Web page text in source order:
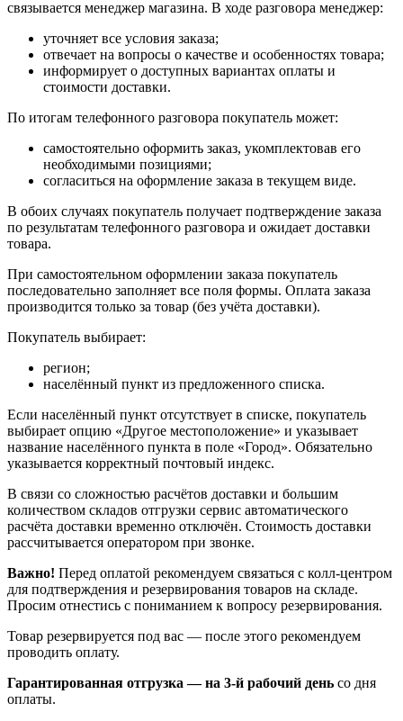
связывается менеджер магазина. В ходе разговора менеджер:
уточняет все условия заказа;
отвечает на вопросы о качестве и особенностях товара;
информирует о доступных вариантах оплаты и
стоимости доставки.
По итогам телефонного разговора покупатель может:
самостоятельно оформить заказ, укомплектовав его
необходимыми позициями;
согласиться на оформление заказа в текущем виде.
В обоих случаях покупатель получает подтверждение заказа
по результатам телефонного разговора и ожидает доставки
товара.
При самостоятельном оформлении заказа покупатель
последовательно заполняет все поля формы. Оплата заказа
производится только за товар (без учёта доставки).
Покупатель выбирает:
регион;
населённый пункт из предложенного списка.
Если населённый пункт отсутствует в списке, покупатель
выбирает опцию «Другое местоположение» и указывает
название населённого пункта в поле «Город». Обязательно
указывается корректный почтовый индекс.
В связи со сложностью расчётов доставки и большим
количеством складов отгрузки сервис автоматического
расчёта доставки временно отключён. Стоимость доставки
рассчитывается оператором при звонке.
Важно! Перед оплатой рекомендуем связаться с колл‑центром
для подтверждения и резервирования товаров на складе.
Просим отнестись с пониманием к вопросу резервирования.
Товар резервируется под вас — после этого рекомендуем
проводить оплату.
Гарантированная отгрузка — на 3‑й рабочий день со дня
оплаты.